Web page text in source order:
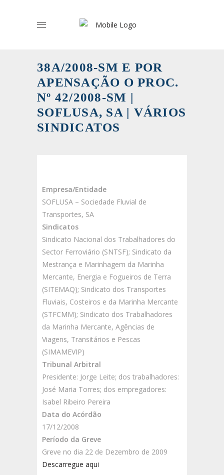
38A/2008-SM E POR
APENSAÇÃO O PROC.
Nº 42/2008-SM |
SOFLUSA, SA | VÁRIOS
SINDICATOS
Empresa/Entidade
SOFLUSA – Sociedade Fluvial de
Transportes, SA
Sindicatos
Sindicato Nacional dos Trabalhadores do
Sector Ferroviário (SNTSF); Sindicato da
Mestrança e Marinhagem da Marinha
Mercante, Energia e Fogueiros de Terra
(SITEMAQ); Sindicato dos Transportes
Fluviais, Costeiros e da Marinha Mercante
(STFCMM); Sindicato dos Trabalhadores
da Marinha Mercante, Agências de
Viagens, Transitários e Pescas
(SIMAMEVIP)
Tribunal Arbitral
Presidente: Jorge Leite; dos trabalhadores:
José Maria Torres; dos empregadores:
Isabel Ribeiro Pereira
Data do Acórdão
17/12/2008
Período da Greve
Greve no dia 22 de Dezembro de 2009
Descarregue aqui